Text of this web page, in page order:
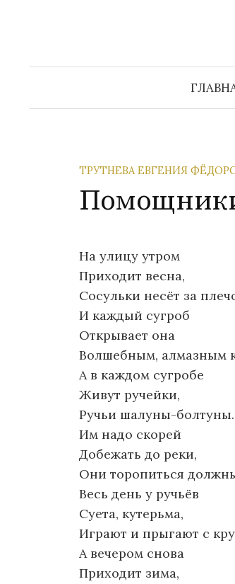
ТРУТНЕВА ЕВГЕНИЯ
На улицу утром
Приходит весна,
Сосульки несёт за
И каждый сугроб
Открывает она
Волшебным, алмазным
А в каждом сугробе
Живут ручейки,
Ручьи шалуны-болтуны.
Им надо скорей
Добежать до реки,
Они торопиться
Весь день у ручьёв
Суета, кутерьма,
Играют и прыгают с
А вечером снова
Приходит зима,